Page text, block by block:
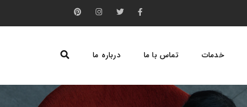
خدمات تماس با ما درباره ما